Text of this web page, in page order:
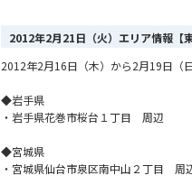
2012年2月21日（火）エリア情報【
2012年2月16日（木）から2月19日（
◆岩手県
・岩手県花巻市桜台１丁目 周辺
◆宮城県
・宮城県仙台市泉区南中山２丁目 周